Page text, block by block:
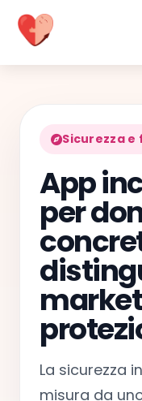
Sicurezza e
App
per
La sicurezza
misura da